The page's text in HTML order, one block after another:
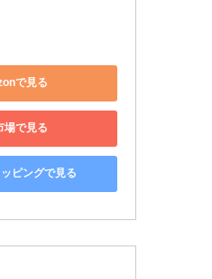
で見る
場で見る
ピングで見る